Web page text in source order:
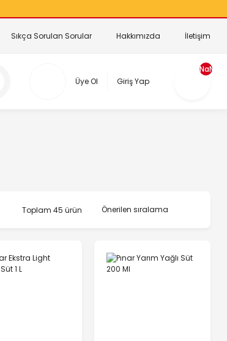
Sıkça Sorulan Sorular Hakkımızda İletişim
Üye Ol Giriş Yap
NaN
Toplam 45 ürün